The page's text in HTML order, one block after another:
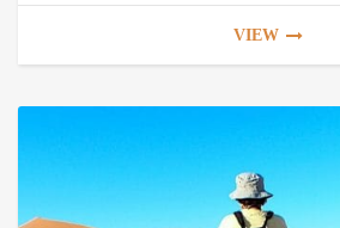
VIEW